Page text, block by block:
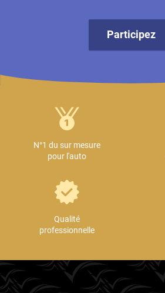
Participez
N°1 du sur mesure
pour l'auto
Qualité
professionnelle